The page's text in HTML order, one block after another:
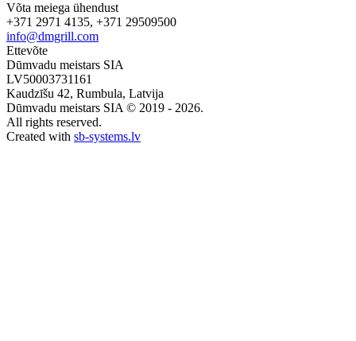
Võta meiega ühendust
+371 2971 4135, +371 29509500
info@dmgrill.com
Ettevõte
Dūmvadu meistars SIA
LV50003731161
Kaudzīšu 42, Rumbula, Latvija
Dūmvadu meistars SIA © 2019 - 2026.
All rights reserved.
Created with sb-systems.lv